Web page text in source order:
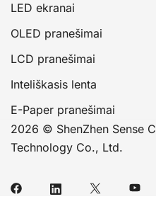
LED ekranai
OLED pranešimai
LCD pranešimai
Inteliškasis lenta
E-Paper pranešimai
2026 © ShenZhen Sense
Technology Co., Ltd.